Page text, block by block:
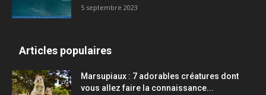
5 septembre 2023
Articles populaires
Marsupiaux : 7 adorables créatures dont
vous allez faire la connaissance...